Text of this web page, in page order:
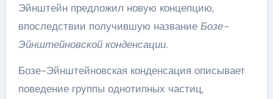
Эйнштейн предложил новую концепцию,
впоследствии получившую название Бозе-
Эйнштейновской конденсации.
Бозе-Эйнштейновская конденсация описывает
поведение группы однотипных частиц,